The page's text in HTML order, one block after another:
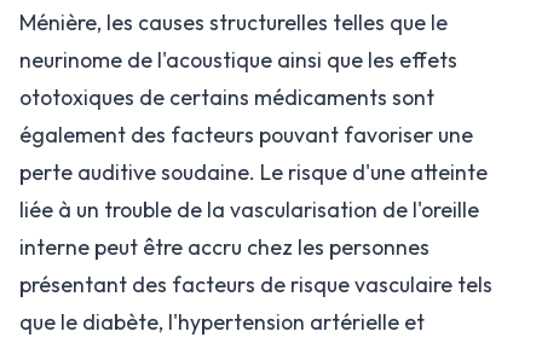
Ménière, les causes structurelles telles que le
neurinome de l'acoustique ainsi que les effets
ototoxiques de certains médicaments sont
également des facteurs pouvant favoriser une
perte auditive soudaine. Le risque d'une atteinte
liée à un trouble de la vascularisation de l'oreille
interne peut être accru chez les personnes
présentant des facteurs de risque vasculaire tels
que le diabète, l'hypertension artérielle et